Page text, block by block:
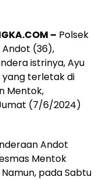
– Polsek
(36),
istrinya, Ayu
yang terletak di
Mentok,
(7/6/2024)
Andot
Mentok
pada Sabtu